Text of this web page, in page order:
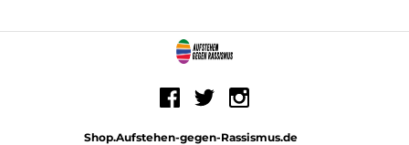
Shop.Aufstehen-gegen-Rassismus.de